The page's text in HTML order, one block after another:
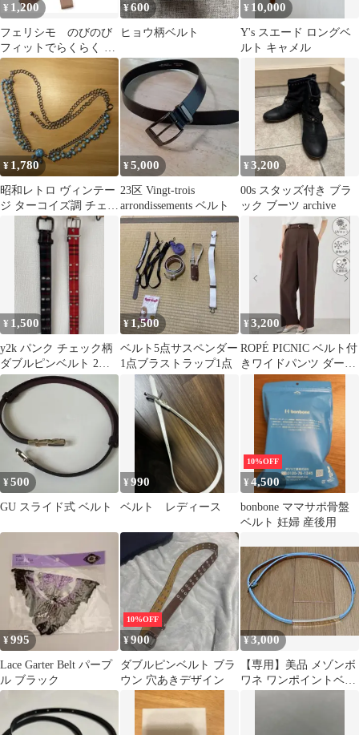
¥ 1,200
フェリシモ のびのび
フィットでらくらく 大
人のためのゴムベルト
の会(ベージュ)
¥600
ヒョウ柄ベルト
¥ 10,000
Y's スエード ロングベ
ルト キャメル
¥ 1,780
昭和レトロ ヴィンテー
ジ ターコイズ調 チェー
ンベルト ブルー 2連
¥5,000
23区 Vingt-trois
arrondissements ベルト
¥3,200
00s スタッズ付き ブラ
ック ブーツ archive
¥ 1,500
y2k パンク チェック柄
ダブルピンベルト 2本
セット
¥ 1,500
ベルト5点サスペンダー
1点ブラストラップ1点
¥3,200
ROPÉ PICNIC ベルト付
きワイドパンツ ダーク
ブラウン
¥500
GU スライド式 ベルト
¥990
ベルト レディース
10%OFF
¥4,500
bonbone ママサポ骨盤
ベルト 妊婦 産後用
¥995
Lace Garter Belt パープ
ル ブラック
10%OFF
¥900
ダブルピンベルト ブラ
ウン 穴あきデザイン
¥3,000
【専用】美品 メゾンボ
ワネ ワンポイントベル